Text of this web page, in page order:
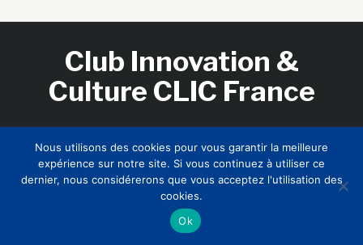
Club Innovation &
Culture CLIC France
CONTACTS
Copyright © 2026 Club Innovation & Culture CLIC France /
Nous utilisons des cookies pour vous garantir la meilleure
expérience sur notre site. Si vous continuez à utiliser ce
dernier, nous considérerons que vous acceptez l'utilisation des
cookies.
Ok